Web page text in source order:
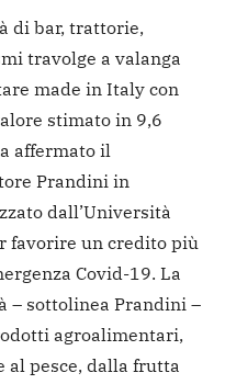
di bar, trattorie,
travolge a valanga
made in Italy con
stimato in 9,6
affermato il
Prandini in
dall’Università
favorire un credito più
Covid-19. La
– sottolinea Prandini –
agroalimentari,
al pesce, dalla frutta